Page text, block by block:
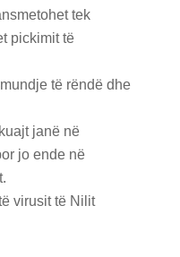
tek
pickimit të
të rëndë dhe
janë në
jo ende në
virusit të Nilit